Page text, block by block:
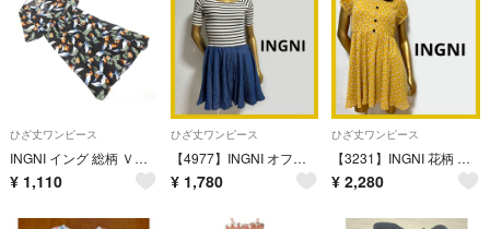
ひざ丈ワンピース
INGNI イング 総柄 Ｖネック シャツ ワンピース sizeM/黒 ■◆ レディース
¥ 1,110
ひざ丈ワンピース
【4977】INGNI オフショル ボーダー ワンピース M ネイビー
¥ 1,780
ひざ丈ワンピース
【3231】INGNI 花柄 襟付き ワンピース M
¥ 2,280